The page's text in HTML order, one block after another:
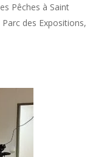
Pêches à Saint
des Expositions,